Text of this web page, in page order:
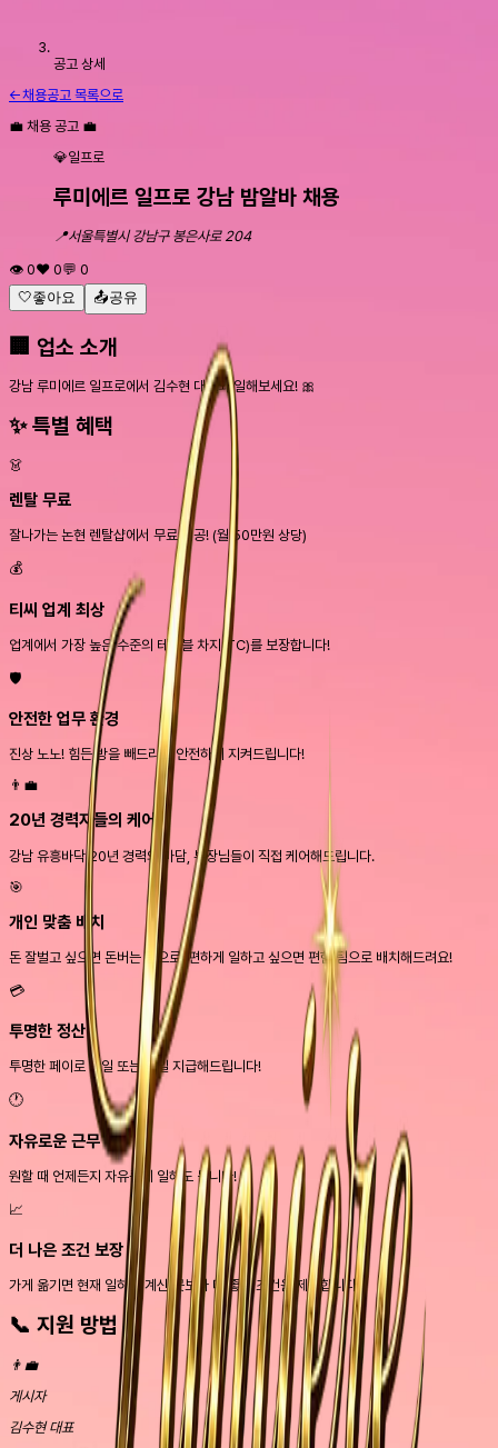
공고 상세
←채용공고 목록으로
💼 채용 공고 💼
💎일프로
루미에르 일프로 강남 밤알바 채용
📍서울특별시 강남구 봉은사로 204
👁️ 0❤️ 0💬 0
🤍좋아요 📤공유
🏢 업소 소개
강남 루미에르 일프로에서 김수현 대표와 일해보세요! 🎀
✨특별 혜택
👗
렌탈 무료
잘나가는 논현 렌탈샵에서 무료 제공! (월 50만원 상당)
💰
티씨 업계 최상
업계에서 가장 높은 수준의 테이블 차지(TC)를 보장합니다!
🛡️
안전한 업무 환경
진상 노노! 힘든 방을 빼드리고 안전하게 지켜드립니다!
👨‍💼
20년 경력자들의 케어
강남 유흥바닥 20년 경력의 마담, 부장님들이 직접 케어해드립니다.
🎯
개인 맞춤 배치
돈 잘벌고 싶으면 돈버는 팀으로, 편하게 일하고 싶으면 편한 팀으로 배치해드려요!
💳
투명한 정산
투명한 페이로 당일 또는 익일 지급해드립니다!
🕐
자유로운 근무
원할 때 언제든지 자유롭게 일해도 됩니다!
📈
더 나은 조건 보장
가게 옮기면 현재 일하고 계신 곳보다 더 좋은 조건을 제공합니다!
📞 지원 방법
👨‍💼
게시자
김수현 대표